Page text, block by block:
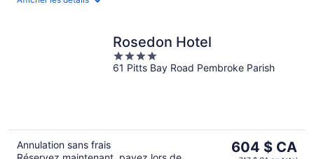
Rosedon Hotel
4
out
61 Pitts Bay Road Pembroke Parish
Annulation sans frais
Le
604 $ CA